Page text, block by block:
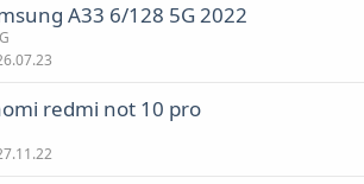
A33 6/128 5G 2022
redmi not 10 pro